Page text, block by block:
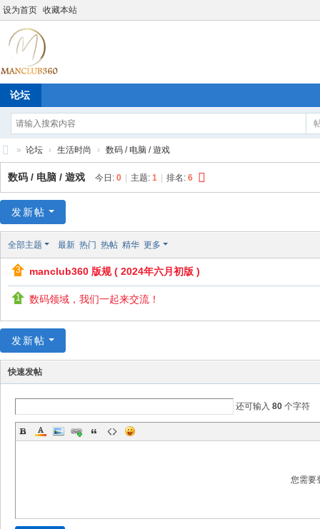
设为首页 收藏本站
论坛
M
an
ub
» 论坛 › 生活时尚 › 数码 / 电脑 / 遊戏
数码 / 电脑 / 遊戏 今日: 0 主题: 1 排名: 6
发新帖
全部主题 最新 热门 热帖 精华 更多
manclub360 版规 ( 2024年六月初版 )
数码领域，我们一起来交流！
发新帖
快速发帖
还可输入 80 个字符
您需要